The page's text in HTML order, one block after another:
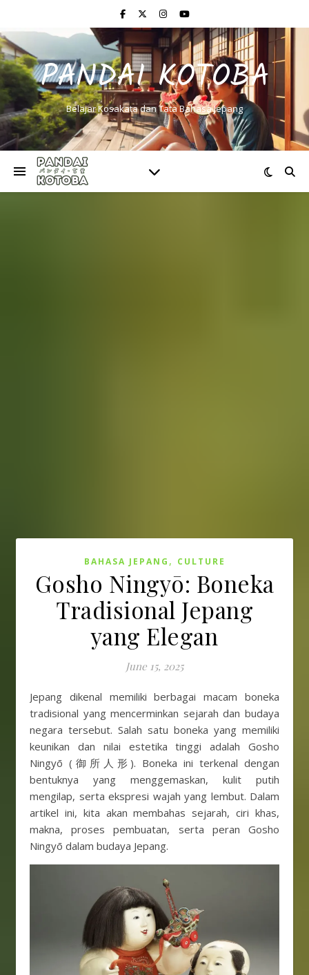
PANDAI KOTOBA
Belajar Kosakata dan Tata Bahasa Jepang
BAHASA JEPANG , CULTURE
Gosho Ningyō: Boneka
Tradisional Jepang
yang Elegan
June 15, 2025
Jepang dikenal memiliki berbagai macam boneka
tradisional yang mencerminkan sejarah dan budaya
negara tersebut. Salah satu boneka yang memiliki
keunikan dan nilai estetika tinggi adalah Gosho
Ningyō (御所人形). Boneka ini terkenal dengan
bentuknya yang menggemaskan, kulit putih
mengilap, serta ekspresi wajah yang lembut. Dalam
artikel ini, kita akan membahas sejarah, ciri khas,
makna, proses pembuatan, serta peran Gosho
Ningyō dalam budaya Jepang.